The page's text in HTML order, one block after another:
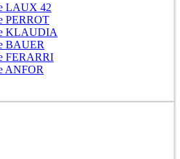
LAUX 42
PERROT
KLAUDIA
BAUER
FERARRI
ANFOR